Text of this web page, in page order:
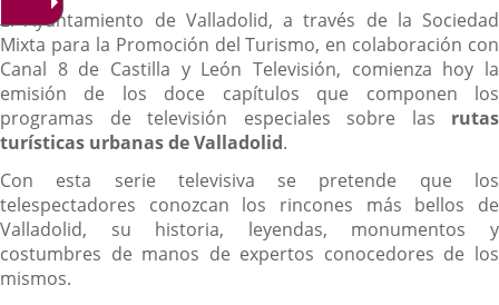
noticia
Descripción
El Ayuntamiento de Valladolid, a través de la Sociedad
Mixta para la Promoción del Turismo, en colaboración con
Canal 8 de Castilla y León Televisión, comienza hoy la
emisión de los doce capítulos que componen los
programas de televisión especiales sobre las rutas
turísticas urbanas de Valladolid.
Con esta serie televisiva se pretende que los
telespectadores conozcan los rincones más bellos de
Valladolid, su historia, leyendas, monumentos y
costumbres de manos de expertos conocedores de los
mismos.